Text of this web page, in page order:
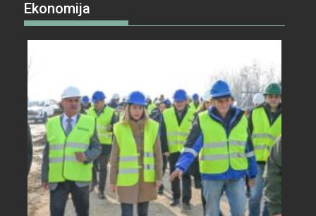
Ekonomija